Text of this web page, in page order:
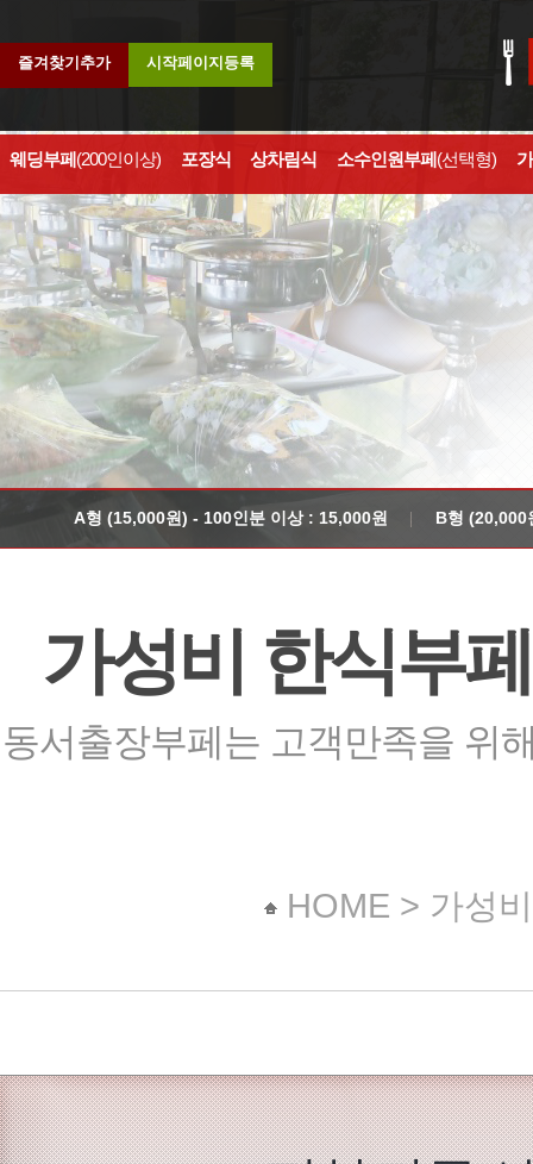
즐겨찾기추가 시작페이지등록
웨딩부페(200인이상) 포장식 상차림식 소수인원부페(선택형)
A형 (15,000원) - 100인분 이상 : 15,000원 B형 (20,000
가성비 한식부
동서출장부페는 고객만족을 위
HOME > 가성